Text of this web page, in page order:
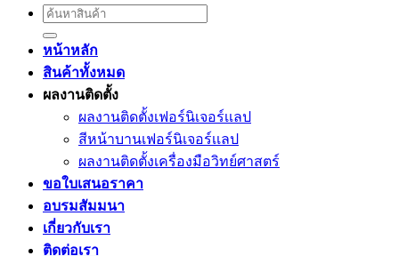
Search
for:
หน้าหลัก
สินค้าทั้งหมด
ผลงานติดตั้ง
ผลงานติดตั้งเฟอร์นิเจอร์เเลป
สีหน้าบานเฟอร์นิเจอร์เเลป
ผลงานติดตั้งเครื่องมือวิทย์ศาสตร์
ขอใบเสนอราคา
อบรมสัมมนา
เกี่ยวกับเรา
ติดต่อเรา